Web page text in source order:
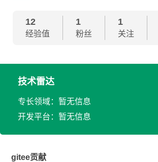
12
经验值
1
粉丝
1
关注
技术雷达
专长领域：暂无信息
开发平台：暂无信息
gitee贡献